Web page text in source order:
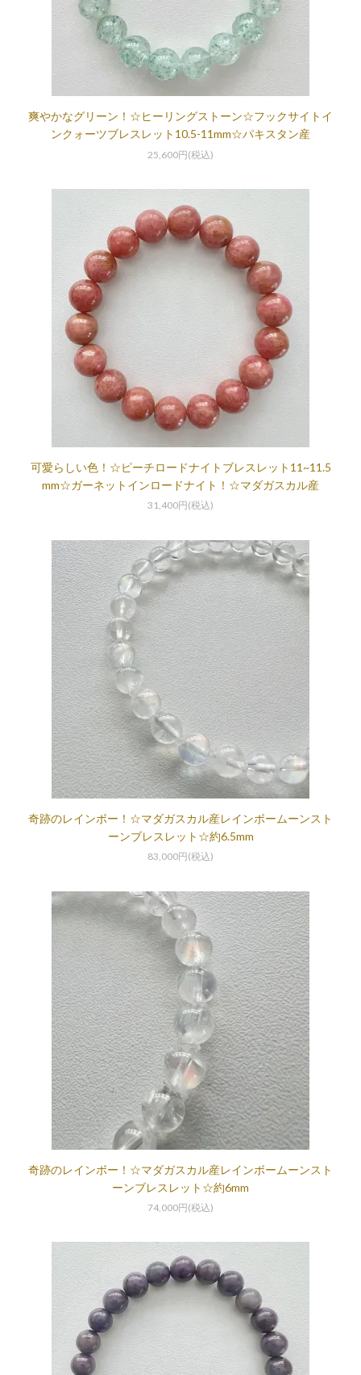
爽やかなグリーン！☆ヒーリングストーン☆フックサイトイ
ンクォーツブレスレット10.5-11mm☆パキスタン産
25,600円(税込)
可愛らしい色！☆ピーチロードナイトブレスレット11~11.5
mm☆ガーネットインロードナイト！☆マダガスカル産
31,400円(税込)
奇跡のレインボー！☆マダガスカル産レインボームーンスト
ーンブレスレット☆約6.5mm
83,000円(税込)
奇跡のレインボー！☆マダガスカル産レインボームーンスト
ーンブレスレット☆約6mm
74,000円(税込)